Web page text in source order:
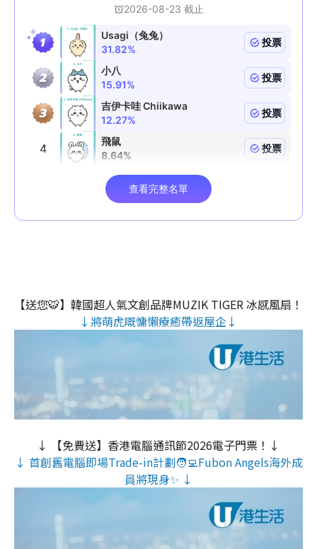
【送您🐯】韓國超人氣文創品牌MUZIK TIGER 冰感風扇！
↓將萌虎嘅慵懶療癒帶返屋企↓
↓ 【免費送】香港電腦通訊節2026電子門票！↓
↓ 首創舊電腦即場Trade-in計劃🧑‍💻Fubon Angels海外成
員將現身✨ ↓